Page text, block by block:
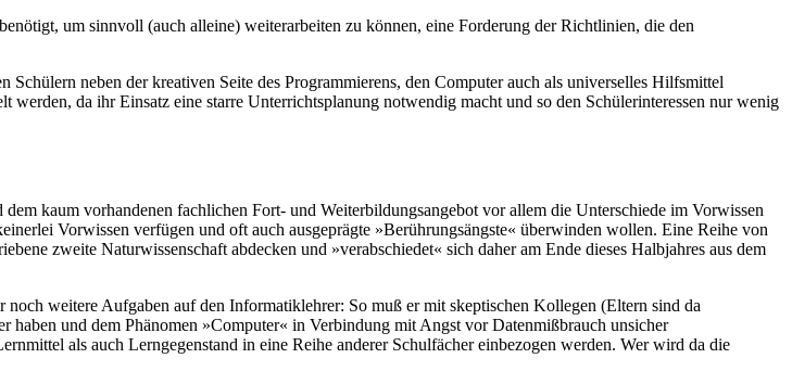
um sinnvoll (auch alleine) weiterarbeiten zu können, eine Forderung der Richtlinien, die den
neben der kreativen Seite des Programmierens, den Computer auch als universelles Hilfsmittel
da ihr Einsatz eine starre Unterrichtsplanung notwendig macht und so den Schülerinteressen nur wenig
kaum vorhandenen fachlichen Fort- und Weiterbildungsangebot vor allem die Unterschiede im Vorwissen
Vorwissen verfügen und oft auch ausgeprägte »Berührungsängste« überwinden wollen. Eine Reihe von
zweite Naturwissenschaft abdecken und »verabschiedet« sich daher am Ende dieses Halbjahres aus dem
weitere Aufgaben auf den Informatiklehrer: So muß er mit skeptischen Kollegen (Eltern sind da
und dem Phänomen »Computer« in Verbindung mit Angst vor Datenmißbrauch unsicher
als auch Lerngegenstand in eine Reihe anderer Schulfächer einbezogen werden. Wer wird da die